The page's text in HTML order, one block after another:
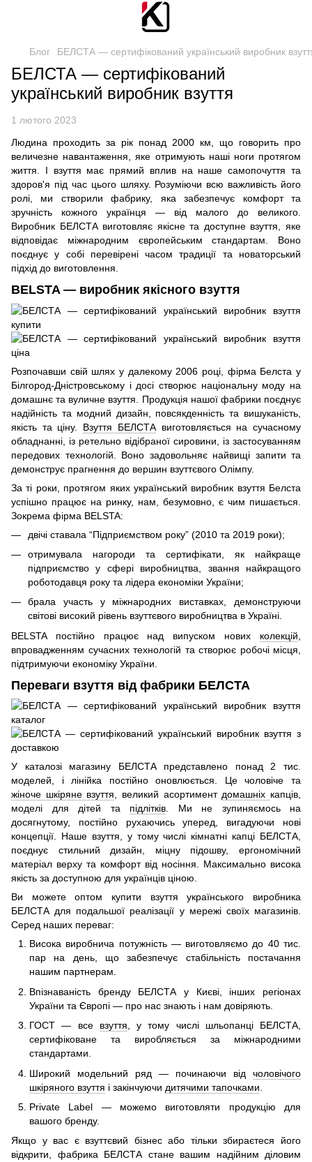
Блог БЕЛСТА — сертифікований український виробник
БЕЛСТА — сертифікований
український виробник взуття
1 лютого 2023
Людина проходить за рік понад 2000 км, що говорить про
величезне навантаження, яке отримують наші ноги протягом
життя. І взуття має прямий вплив на наше самопочуття та
здоров'я під час цього шляху. Розуміючи всю важливість його
ролі, ми створили фабрику, яка забезпечує комфорт та
зручність кожного українця — від малого до великого.
Виробник БЕЛСТА виготовляє якісне та доступне взуття, яке
відповідає міжнародним європейським стандартам. Воно
поєднує у собі перевірені часом традиції та новаторський
підхід до виготовлення.
BELSTA — виробник якісного взуття
Розпочавши свій шлях у далекому 2006 році, фірма Белста у
Білгород-Дністровському і досі створює національну моду на
домашнє та вуличне взуття. Продукція нашої фабрики поєднує
надійність та модний дизайн, повсякденність та вишуканість,
якість та ціну. Взуття БЕЛСТАвиготовляється на сучасному
обладнанні, із ретельно відібраної сировини, із застосуванням
передових технологій. Воно задовольняє найвищі запити та
демонструє прагнення до вершин взуттєвого Олімпу.
За ті роки, протягом яких український виробник взуття Белста
успішно працює на ринку, нам, безумовно, є чим пишається.
Зокрема фірма BELSTA:
двічі ставала “Підприємством року” (2010 та 2019 роки);
отримувала нагороди та сертифікати, як найкраще
підприємство у сфері виробництва, звання найкращого
роботодавця року та лідера економіки України;
брала участь у міжнародних виставках, демонструючи
світові високий рівень взуттєвого виробництва в Україні.
BELSTA постійно працює над випуском нових колекцій
впровадженням сучасних технологій та створює робочі місця,
підтримуючи економіку України.
Переваги взуття від фабрики БЕЛСТА
У каталозі магазину БЕЛСТА представлено понад 2 тис.
моделей, і лінійка постійно оновлюється. Це чоловіче та
жіноче шкіряне взуття, великий асортиментдомашніх капців,
моделі для дітей та підлітків. Ми не зупиняємось на
досягнутому, постійно рухаючись уперед, вигадуючи нові
концепції. Наше взуття, у тому числі кімнатні капці БЕЛСТА,
поєднує стильний дизайн, міцну підошву, ергономічний
матеріал верху та комфорт від носіння. Максимально висока
якість за доступною для українців ціною.
Ви можете оптом купити взуття українського виробника
БЕЛСТА для подальшої реалізації у мережі своїх магазинів.
Серед наших переваг:
Висока виробнича потужність — виготовляємо до 40 тис.
пар на день, що забезпечує стабільність постачання
нашим партнерам.
Впізнаваність бренду БЕЛСТА у Києві, інших регіонах
України та Європі — про нас знають і нам довіряють.
ГОСТ — все взуття , у тому числі шльопанці БЕЛСТА,
сертифіковане та виробляється за міжнародними
стандартами.
Широкий модельний ряд — починаючи від чоловічого
шкіряного взуття і закінчуючи дитячими тапочками
Private Label — можемо виготовляти продукцію для
вашого бренду.
Якщо у вас є взуттєвий бізнес або тільки збираєтеся його
відкрити, фабрика БЕЛСТА стане вашим надійним діловим